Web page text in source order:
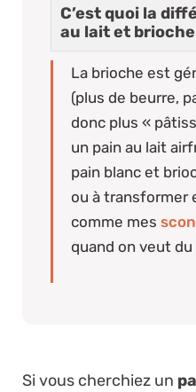
C’est quoi la
au lait et
La brioche est
(plus de beurre,
donc plus «
un pain au lait
pain blanc et
ou à transformer
comme mes
quand on veut
Si vous cherchiez un